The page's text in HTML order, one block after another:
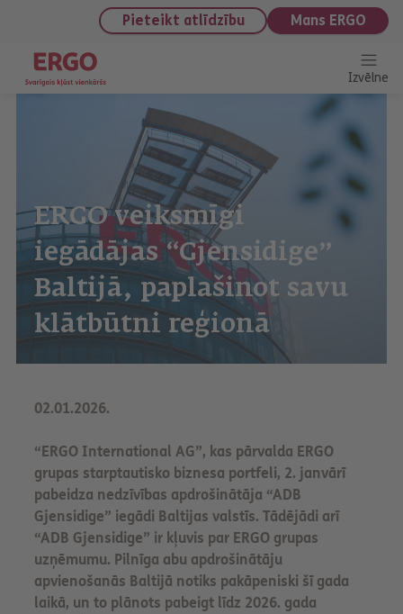
saturu
Pieteikt atlīdzību Mans ERGO
Izvēlne
ERGO veiksmīgi
iegādājas “Gjensidige”
Baltijā, paplašinot savu
klātbūtni reģionā
02.01.2026.
“ERGO International AG”, kas pārvalda ERGO
grupas starptautisko biznesa portfeli, 2. janvārī
pabeidza nedzīvības apdrošinātāja “ADB
Gjensidige” iegādi Baltijas valstīs. Tādējādi arī
“ADB Gjensidige” ir kļuvis par ERGO grupas
uzņēmumu. Pilnīga abu apdrošinātāju
apvienošanās Baltijā notiks pakāpeniski šī gada
laikā, un to plānots pabeigt līdz 2026. gada